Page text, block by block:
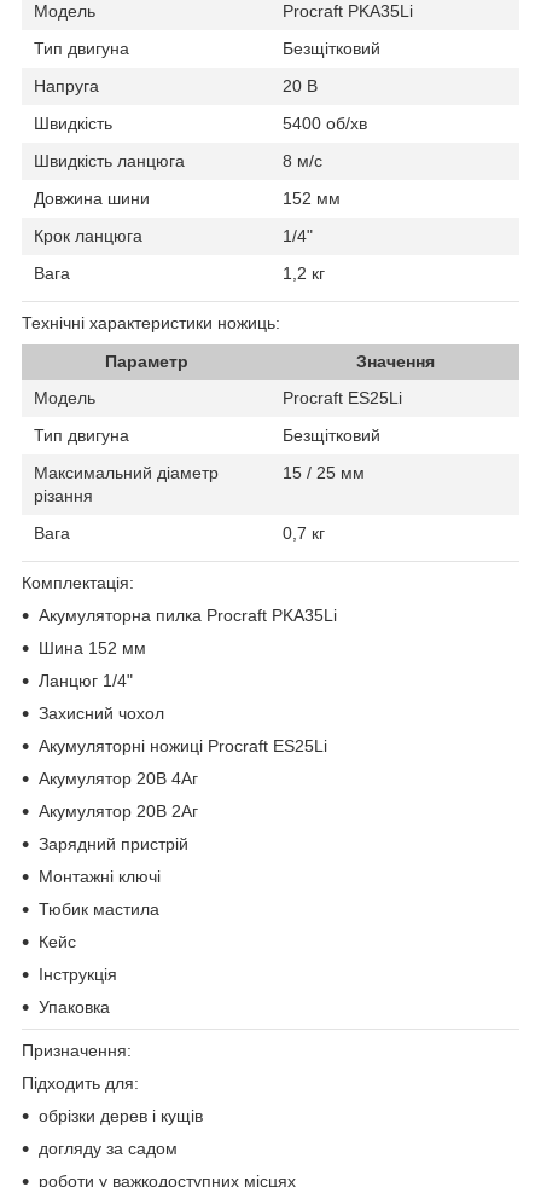
Модель
Procraft PKA35Li
Тип двигуна
Безщітковий
Напруга
20 В
Швидкість
5400 об/хв
Швидкість ланцюга
8 м/с
Довжина шини
152 мм
Крок ланцюга
1/4"
Вага
1,2 кг
Технічні характеристики ножиць:
Параметр
Значення
Модель
Procraft ES25Li
Тип двигуна
Безщітковий
Максимальний діаметр
різання
15 / 25 мм
Вага 0,7 кг
Комплектація:
Акумуляторна пилка Procraft PKA35Li
Шина 152 мм
Ланцюг 1/4"
Захисний чохол
Акумуляторні ножиці Procraft ES25Li
Акумулятор 20В 4Аг
Акумулятор 20В 2Аг
Зарядний пристрій
Монтажні ключі
Тюбик мастила
Кейс
Інструкція
Упаковка
Призначення:
Підходить для:
обрізки дерев і кущів
догляду за садом
роботи у важкодоступних місцях